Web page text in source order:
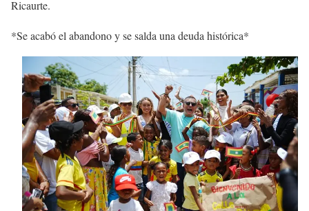
Ricaurte.
*Se acabó el abandono y se salda una deuda histórica*